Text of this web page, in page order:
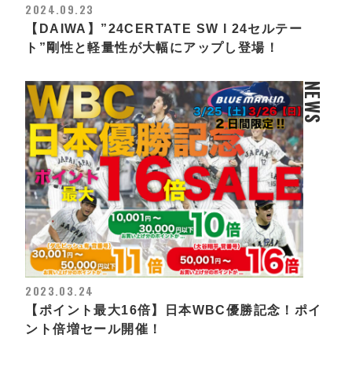
2024.09.23
【DAIWA】”24CERTATE SW l 24セルテー
ト”剛性と軽量性が大幅にアップし登場！
NEWS
2023.03.24
【ポイント最大16倍】日本WBC優勝記念！ポイ
ント倍増セール開催！